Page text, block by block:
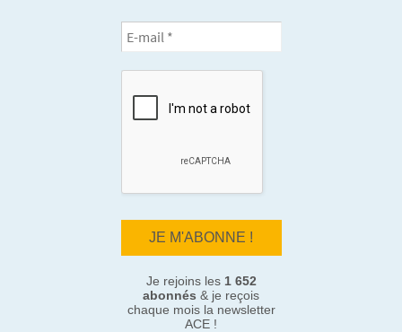
Je rejoins les 1 652
abonnés & je reçois
chaque mois la newsletter
ACE !